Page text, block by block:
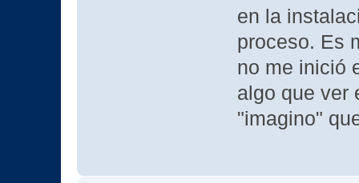
en la
proceso. Es
no me inició
algo que ver
"imagino"